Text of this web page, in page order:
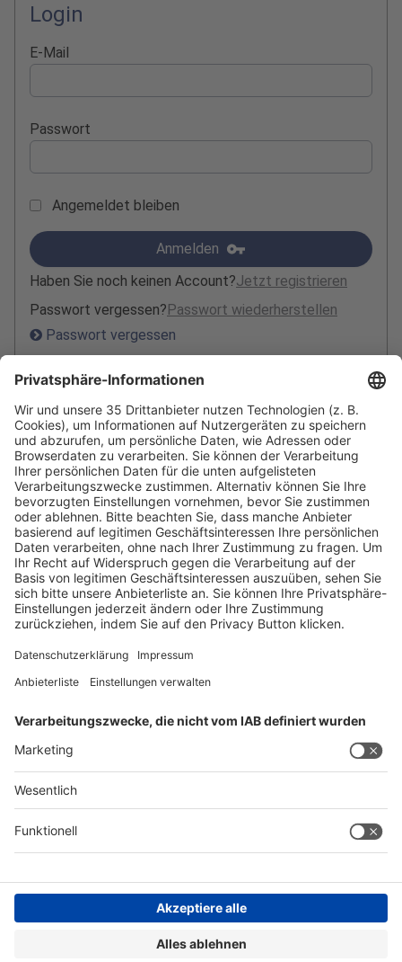
Login
E-Mail
Passwort
Angemeldet bleiben
Anmelden
Haben Sie noch keinen Account?Jetzt registrieren
Passwort vergessen?Passwort wiederherstellen
Passwort vergessen
Folgen Sie uns
Facebook
X LinkedInYouTube
Instagram
RSS
Besuchen
Besuchen
Presse
Presse
Ausstellen
Ausstellen
Partnerveranstaltungen
Globale Partnerveranstaltungen
boot
Hotline +49 211 / 4560-7600
Compliance